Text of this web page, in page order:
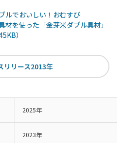
ルでおいしい！おむすび
材を使った「金芽米ダブル具材」
）
リリース2013年
2025年
2023年